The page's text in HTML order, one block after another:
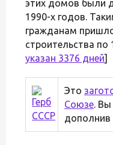
этих домов были
1990-х годов.
гражданам
строительства по
указан 3376 дней]
Это
Союзе. Вы
дополнив